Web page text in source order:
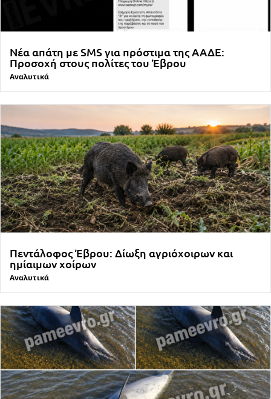
Νέα απάτη με SMS για πρόστιμα της ΑΑΔΕ:
Προσοχή στους πολίτες του Έβρου
Αναλυτικά
Πεντάλοφος Έβρου: Δίωξη αγριόχοιρων και
ημίαιμων χοίρων
Αναλυτικά